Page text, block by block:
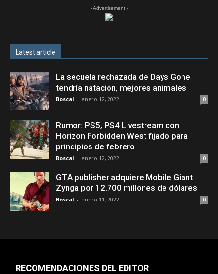
- Advertisement -
Latest article
La secuela rechazada de Days Gone
tendría natación, mejores animales
Boscal - enero 12, 2022 0
Rumor: PS5, PS4 Livestream con
Horizon Forbidden West fijado para
principios de febrero
Boscal - enero 12, 2022 0
GTA publisher adquiere Mobile Giant
Zynga por 12.700 millones de dólares
Boscal - enero 11, 2022 0
RECOMENDACIONES DEL EDITOR